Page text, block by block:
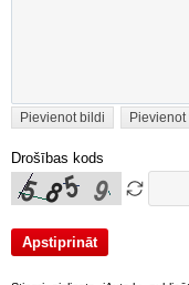
Pievienot bildi
Drošības kods